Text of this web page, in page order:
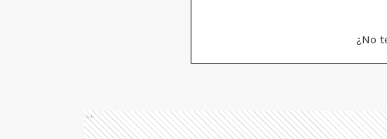
¿No
Ads